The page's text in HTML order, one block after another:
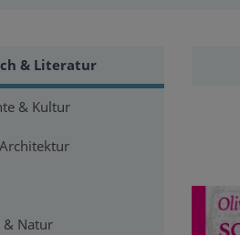
& Literatur
& Kultur
Natur